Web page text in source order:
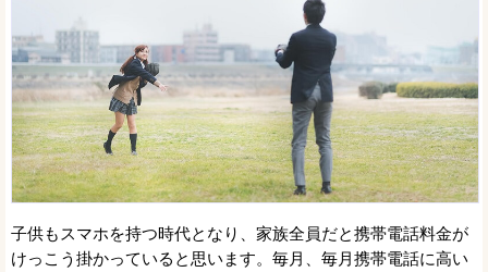
子供もスマホを持つ時代となり、家族全員だと携帯電話料金が
けっこう掛かっていると思います。毎月、毎月携帯電話に高い